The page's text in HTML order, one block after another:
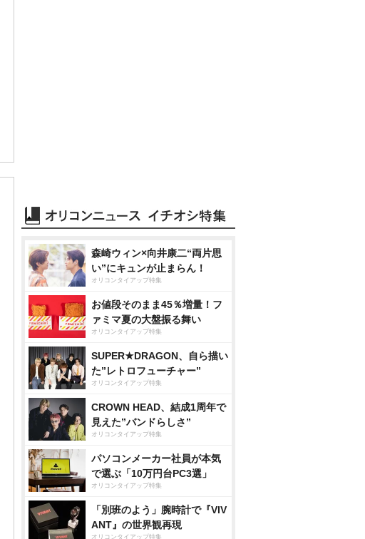
森崎ウィン×向井康二“両片思
い”にキュンが止まらん！
オリコンタイアップ特集
お値段そのまま45％増量！フ
ァミマ夏の大盤振る舞い
オリコンタイアップ特集
SUPER★DRAGON、自ら描い
た”レトロフューチャー”
オリコンタイアップ特集
CROWN HEAD、結成1周年で
見えた”バンドらしさ”
オリコンタイアップ特集
パソコンメーカー社員が本気
で選ぶ「10万円台PC3選」
オリコンタイアップ特集
「別班のよう」腕時計で『VIV
ANT』の世界観再現
オリコンタイアップ特集